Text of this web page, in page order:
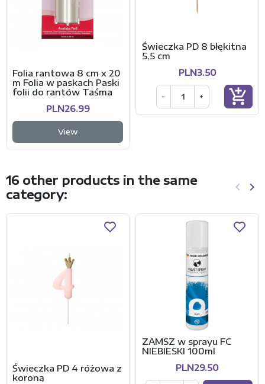
Folia rantowa 8 cm x 20
m Folia w paskach Paski
folii do rantów Taśma
PLN26.99
View
Świeczka PD 8 błękitna
5,5 cm
PLN3.50
- + add_shopping_cart
16 other products in the same
category:
keyboard_arrow_left keyboard_arrow_right
Świeczka PD 4 różowa z
koroną
ZAMSZ w sprayu FC
NIEBIESKI 100ml
PLN29.50